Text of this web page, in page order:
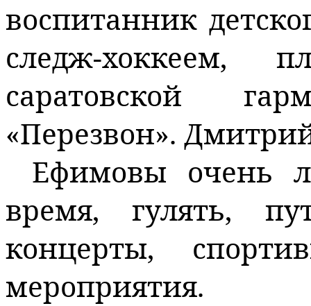
воспитанник
следж-хоккеем,
саратовской
«Перезвон».
Ефимовы очень
время, гулять,
концерты,
мероприятия.